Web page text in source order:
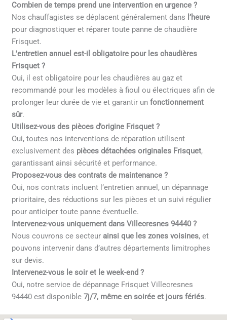
Combien de temps prend une intervention en urgence ?
Nos chauffagistes se déplacent généralement dans l’heure
pour diagnostiquer et réparer toute panne de chaudière
Frisquet.
L’entretien annuel est-il obligatoire pour les chaudières
Frisquet ?
Oui, il est obligatoire pour les chaudières au gaz et
recommandé pour les modèles à fioul ou électriques afin de
prolonger leur durée de vie et garantir unfonctionnement
sûr.
Utilisez-vous des pièces d’origine Frisquet ?
Oui, toutes nos interventions de réparation utilisent
exclusivement des pièces détachées originales Frisquet,
garantissant ainsi sécurité et performance.
Proposez-vous des contrats de maintenance ?
Oui, nos contrats incluent l’entretien annuel, un dépannage
prioritaire, des réductions sur les pièces et un suivi régulier
pour anticiper toute panne éventuelle.
Intervenez-vous uniquement dans Villecresnes 94440 ?
Nous couvrons ce secteur ainsi que les zones voisines, et
pouvons intervenir dans d’autres départements limitrophes
sur devis.
Intervenez-vous le soir et le week-end ?
Oui, notre service de dépannage Frisquet Villecresnes
94440 est disponible7j/7, même en soirée et jours fériés.